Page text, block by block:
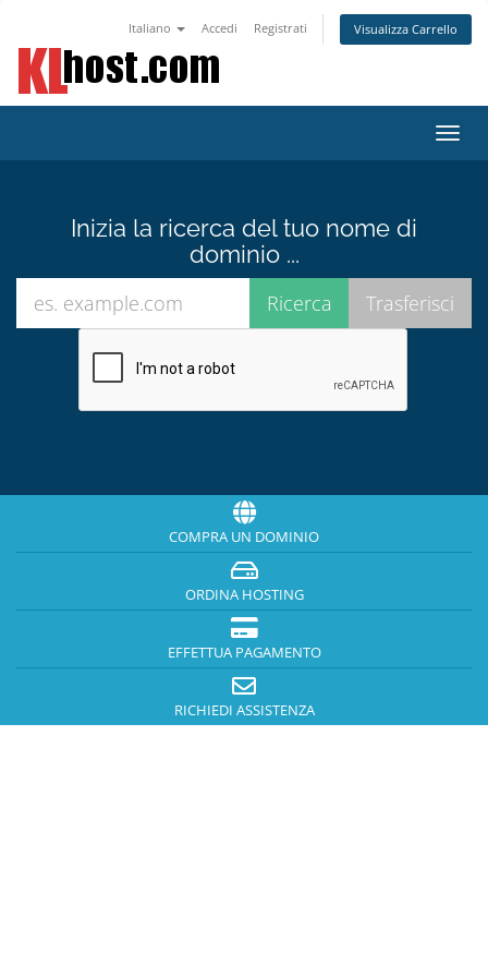
Italiano Accedi Registrati Visualizza Carrello
Attiva
Inizia la ricerca del tuo nome di
dominio ...
COMPRA UN DOMINIO
ORDINA HOSTING
EFFETTUA PAGAMENTO
RICHIEDI ASSISTENZA